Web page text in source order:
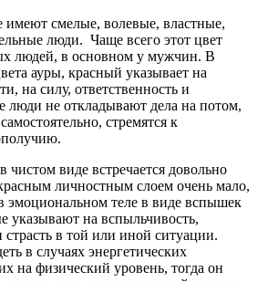
имеют смелые, волевые, властные,
люди. Чаще всего этот цвет
людей, в основном у мужчин. В
ауры, красный указывает на
на силу, ответственность и
люди не откладывают дела на потом,
стремятся к
чистом виде встречается довольно
личностным слоем очень мало,
эмоциональном теле в виде вспышек
указывают на вспыльчивость,
в той или иной ситуации.
в случаях энергетических
на физический уровень, тогда он